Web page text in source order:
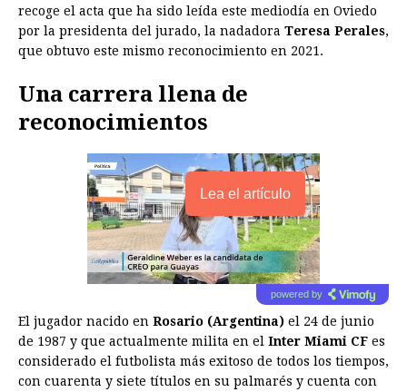
recoge el acta que ha sido leída este mediodía en Oviedo
por la presidenta del jurado, la nadadora Teresa Perales,
que obtuvo este mismo reconocimiento en 2021.
Una carrera llena de
reconocimientos
Lea el artículo
powered by
El jugador nacido en Rosario (Argentina) el 24 de junio
de 1987 y que actualmente milita en el Inter Miami CF es
considerado el futbolista más exitoso de todos los tiempos,
con cuarenta y siete títulos en su palmarés y cuenta con